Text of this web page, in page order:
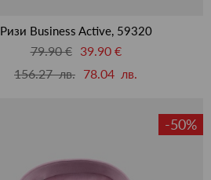
Ризи Business Active, 59320
79.90 €
39.90 €
156.27 лв. 78.04 лв.
-50%